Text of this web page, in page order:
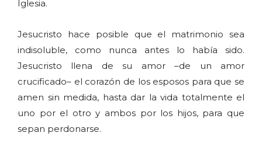
Iglesia.
Jesucristo hace posible que el matrimonio sea
indisoluble, como nunca antes lo había sido.
Jesucristo llena de su amor –de un amor
crucificado– el corazón de los esposos para que se
amen sin medida, hasta dar la vida totalmente el
uno por el otro y ambos por los hijos, para que
sepan perdonarse.